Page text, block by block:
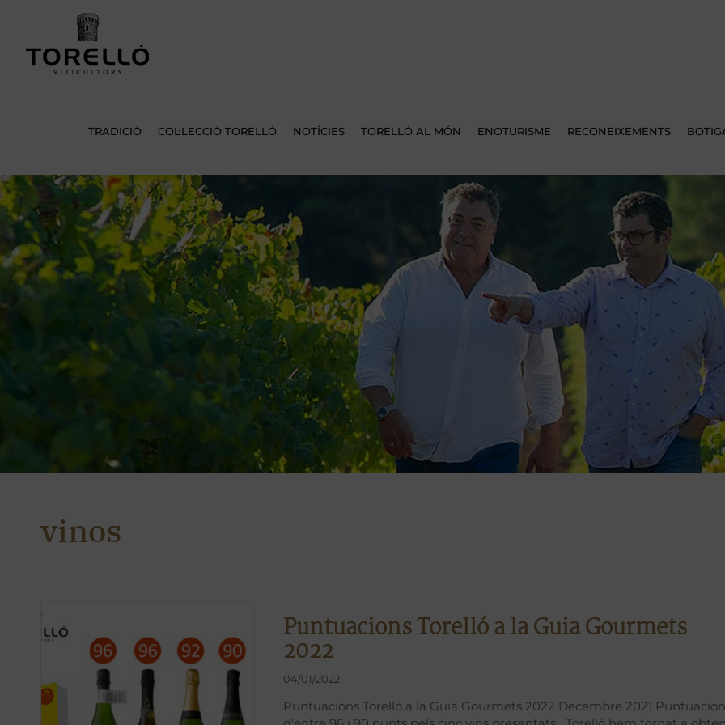
TRADICIÓ COL·LECCIÓ TORELLÓ NOTÍCIES TORELLÓ AL MÓN ENOTURISME RECONEIXEMENTS
vinos
Puntuacions Torelló a la Guia Gourmets
2022
04/01/2022
Puntuacions Torelló a la Guia Gourmets 2022 Decembre 2021